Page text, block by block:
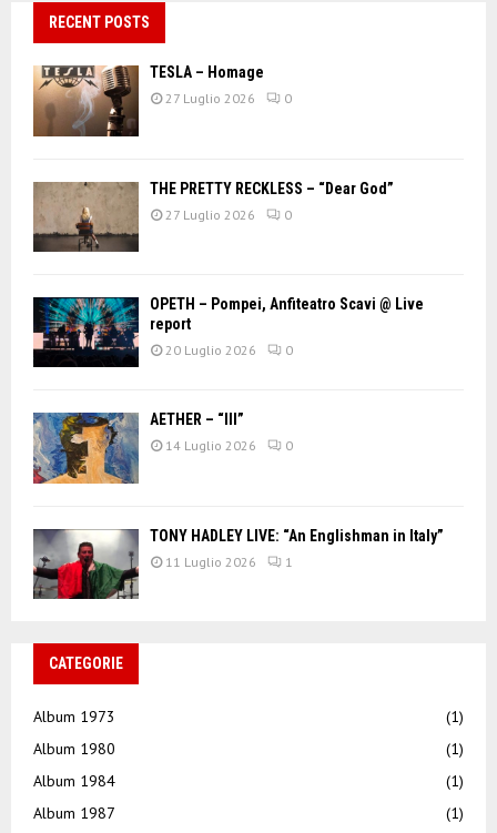
RECENT POSTS
TESLA – Homage
27 Luglio 2026 0
THE PRETTY RECKLESS – “Dear God”
27 Luglio 2026 0
OPETH – Pompei, Anfiteatro Scavi @ Live
report
20 Luglio 2026 0
AETHER – “III”
14 Luglio 2026 0
TONY HADLEY LIVE: “An Englishman in Italy”
11 Luglio 2026 1
CATEGORIE
Album 1973
(1)
Album 1980
(1)
Album 1984
(1)
Album 1987
(1)